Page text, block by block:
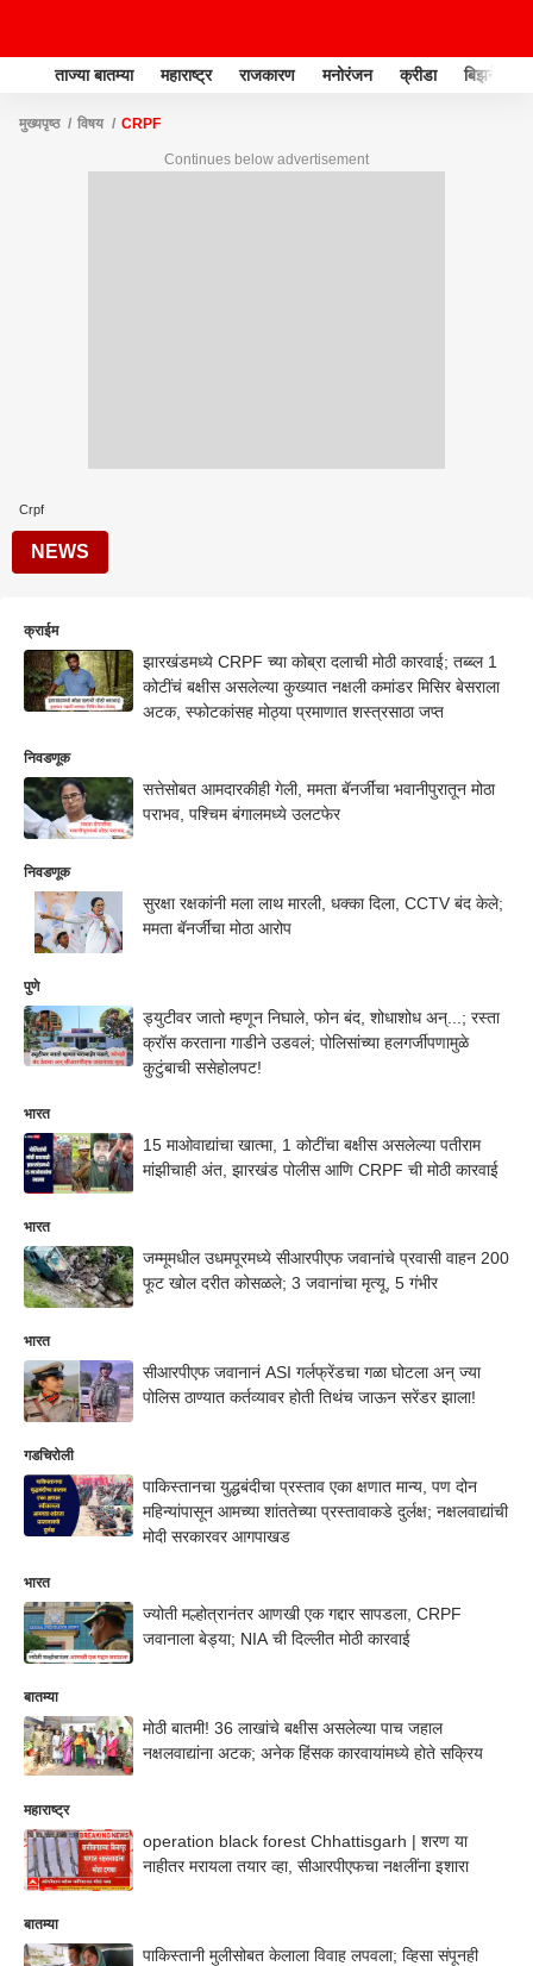
ताज्या बातम्या महाराष्ट्र राजकारण मनोरंजन क्रीडा बिझनेस
मुख्यपृष्ठ विषय CRPF
Continues below advertisement
Crpf
NEWS
क्राईम
झारखंडमध्ये CRPF च्या कोब्रा दलाची मोठी कारवाई; तब्ब्ल 1
कोटींचं बक्षीस असलेल्या कुख्यात नक्षली कमांडर मिसिर बेसराला
अटक, स्फोटकांसह मोठ्या प्रमाणात शस्त्रसाठा जप्त
निवडणूक
सत्तेसोबत आमदारकीही गेली, ममता बॅनर्जींचा भवानीपुरातून मोठा
पराभव, पश्चिम बंगालमध्ये उलटफेर
निवडणूक
सुरक्षा रक्षकांनी मला लाथ मारली, धक्का दिला, CCTV बंद केले;
ममता बॅनर्जींचा मोठा आरोप
पुणे
ड्युटीवर जातो म्हणून निघाले, फोन बंद, शोधाशोध अन्...; रस्ता
क्रॉस करताना गाडीने उडवलं; पोलिसांच्या हलगर्जीपणामुळे
कुटुंबाची ससेहोलपट!
भारत
15 माओवाद्यांचा खात्मा, 1 कोटींचा बक्षीस असलेल्या पतीराम
मांझीचाही अंत, झारखंड पोलीस आणि CRPF ची मोठी कारवाई
भारत
जम्मूमधील उधमपूरमध्ये सीआरपीएफ जवानांचे प्रवासी वाहन 200
फूट खोल दरीत कोसळले; 3 जवानांचा मृत्यू, 5 गंभीर
भारत
सीआरपीएफ जवानानं ASI गर्लफ्रेंडचा गळा घोटला अन् ज्या
पोलिस ठाण्यात कर्तव्यावर होती तिथंच जाऊन सरेंडर झाला!
गडचिरोली
पाकिस्तानचा युद्धबंदीचा प्रस्ताव एका क्षणात मान्य, पण दोन
महिन्यांपासून आमच्या शांततेच्या प्रस्तावाकडे दुर्लक्ष; नक्षलवाद्यांची
मोदी सरकारवर आगपाखड
भारत
ज्योती मल्होत्रानंतर आणखी एक गद्दार सापडला, CRPF
जवानाला बेड्या; NIA ची दिल्लीत मोठी कारवाई
बातम्या
मोठी बातमी! 36 लाखांचे बक्षीस असलेल्या पाच जहाल
नक्षलवाद्यांना अटक; अनेक हिंसक कारवायांमध्ये होते सक्रिय
महाराष्ट्र
operation black forest Chhattisgarh | शरण या
नाहीतर मरायला तयार व्हा, सीआरपीएफचा नक्षलींना इशारा
बातम्या
पाकिस्तानी मुलीसोबत केलाला विवाह लपवला; व्हिसा संपूनही